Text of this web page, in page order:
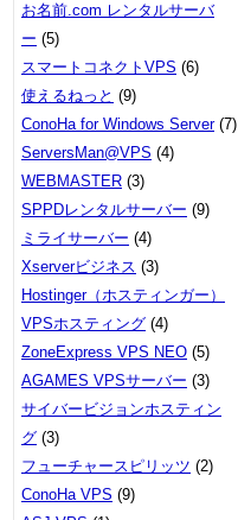
お名前.com レンタルサーバ
ー (5)
スマートコネクトVPS (6)
使えるねっと (9)
ConoHa for Windows Server(7)
ServersMan@VPS (4)
WEBMASTER (3)
SPPDレンタルサーバー (9)
ミライサーバー (4)
Xserverビジネス (3)
Hostinger（ホスティンガー）
VPSホスティング (4)
ZoneExpress VPS NEO (5)
AGAMES VPSサーバー (3)
サイバービジョンホスティン
グ (3)
フューチャースピリッツ (2)
ConoHa VPS (9)